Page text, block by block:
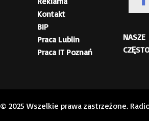
Kontakt
BIP
Praca Lublin
Praca IT Poznań
NASZE
© 2025 Wszelkie prawa zastrzeżone.